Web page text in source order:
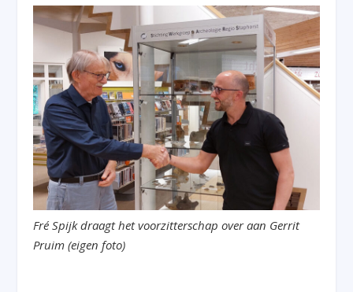
Fré Spijk draagt het voorzitterschap over aan Gerrit
Pruim (eigen foto)